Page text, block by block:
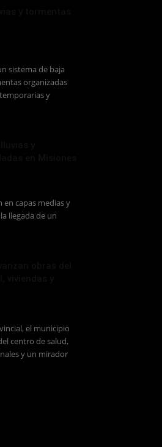
sistema de baja
organizadas
y
en capas medias y
llegada de un
el municipio
centro de salud,
y un mirador